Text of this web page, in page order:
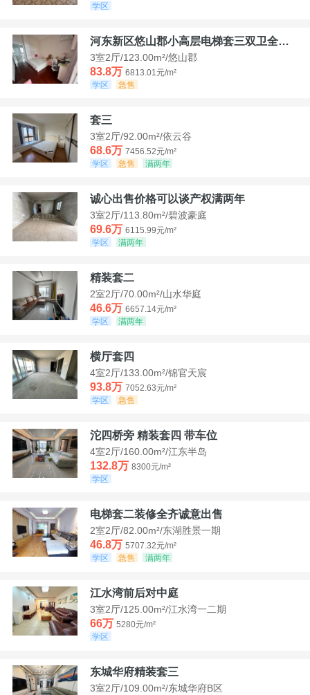
学区
河东新区悠山郡小高层电梯套三双卫全装带家具家电
3室2厅/123.00m²/悠山郡
83.8万 6813.01元/m²
学区
急售
套三
3室2厅/92.00m²/依云谷
68.6万 7456.52元/m²
学区
急售 满两年
诚心出售价格可以谈产权满两年
3室2厅/113.80m²/碧波豪庭
69.6万 6115.99元/m²
学区
满两年
精装套二
2室2厅/70.00m²/山水华庭
46.6万 6657.14元/m²
学区
满两年
横厅套四
4室2厅/133.00m²/锦官天宸
93.8万 7052.63元/m²
学区
急售
沱四桥旁 精装套四 带车位
4室2厅/160.00m²/江东半岛
132.8万 8300元/m²
学区
电梯套二装修全齐诚意出售
2室2厅/82.00m²/东湖胜景一期
46.8万 5707.32元/m²
学区
急售 满两年
江水湾前后对中庭
3室2厅/125.00m²/江水湾一二期
66万 5280元/m²
学区
东城华府精装套三
3室2厅/109.00m²/东城华府B区